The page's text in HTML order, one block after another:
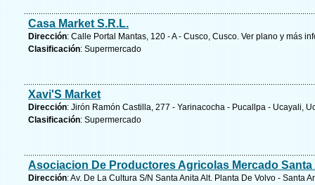
Casa Market S.R.L.
Dirección: Calle Portal Mantas, 120 - A - Cusco, Cusco. Ver plano y más
Clasificación: Supermercado
Xavi'S Market
Dirección: Jirón Ramón Castilla, 277 - Yarinacocha - Pucallpa - Ucayali,
Clasificación: Supermercado
Asociacion De Productores Agricolas Mercado Santa
Dirección: Av. De La Cultura S/N Santa Anita Alt. Planta De Volvo - Santa